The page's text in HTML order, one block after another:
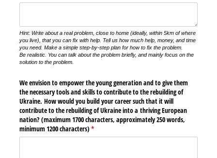
Hint: Write about a real problem, close to home (ideally, within 5km of where
you live), that you can fix with help. Tell us how much help, money, and time
you need. Make a simple step-by-step plan for how to fix the problem.
Be realistic. You can talk about the problem briefly, and mainly focus on the
solution to the problem.
We envision to empower the young generation and to give them
the necessary tools and skills to contribute to the rebuilding of
Ukraine. How would you build your career such that it will
contribute to the rebuilding of Ukraine into a thriving European
nation? (maximum 1700 characters, approximately 250 words,
minimum 1200 characters) *
(required)